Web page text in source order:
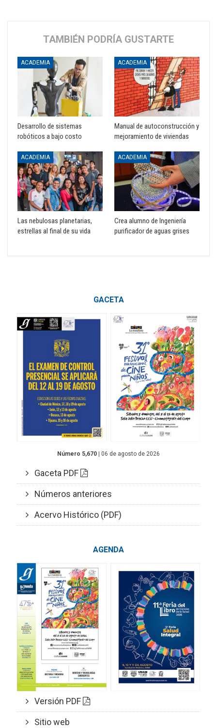
TAMBIÉN PODRÍA GUSTARTE
ACADEMIA
Desarrollo de sistemas
robóticos a bajo costo
ACADEMIA
Manual de autoconstrucción y
mejoramiento de viviendas
ACADEMIA
Las nebulosas planetarias,
estrellas al final de su vida
ACADEMIA
Crea alumno de Ingeniería
purificador de aguas grises
GACETA
Número 5,670 | 06 de agosto de 2026
Gaceta PDF
Números anteriores
Acervo Histórico (PDF)
AGENDA
Versión PDF
Sitio web